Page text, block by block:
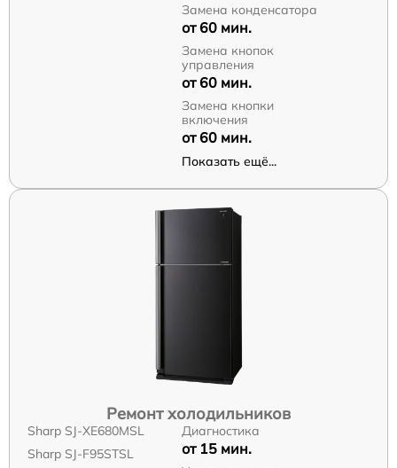
Замена конденсатора
от 60 мин.
Замена кнопок
управления
от 60 мин.
Замена кнопки
включения
от 60 мин.
Показать ещё...
Ремонт холодильников
Sharp SJ-XE680MSL
Sharp SJ-F95STSL
Диагностика
от 15 мин.